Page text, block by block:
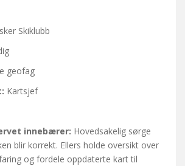
Skiklubb
geofag
Kartsjef
innebærer: Hovedsakelig sørge
blir korrekt. Ellers holde oversikt over
og fordele oppdaterte kart til